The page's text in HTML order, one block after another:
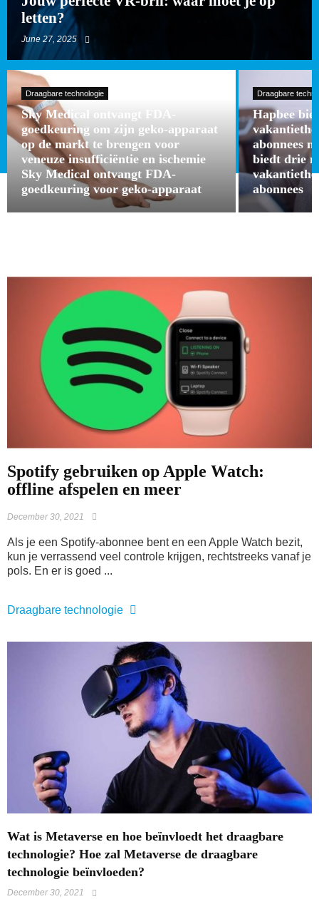
letten?
June 27, 2025
Draagbare technologie
Sky Medical ontvangt FDA-
goedkeuring om zijn geko-apparaat
op de markt te brengen voor
veneuze insufficiëntie en ischemie
Sky Medical ontvangt FDA-
goedkeuring voor geko-apparaat
Draagbare
Hapbee
abonnees
biedt drie
abonnees
Spotify gebruiken op Apple Watch:
offline afspelen en meer
December 30, 2021
Als je een Spotify-abonnee bent en een Apple Watch bezit,
kun je verrassend veel controle krijgen, rechtstreeks vanaf je
pols. En er is goed ...
Draagbare technologie
Wat is Metaverse en hoe beïnvloedt het draagbare
technologie? Hoe zal Metaverse de draagbare
technologie beïnvloeden?
December 30, 2021